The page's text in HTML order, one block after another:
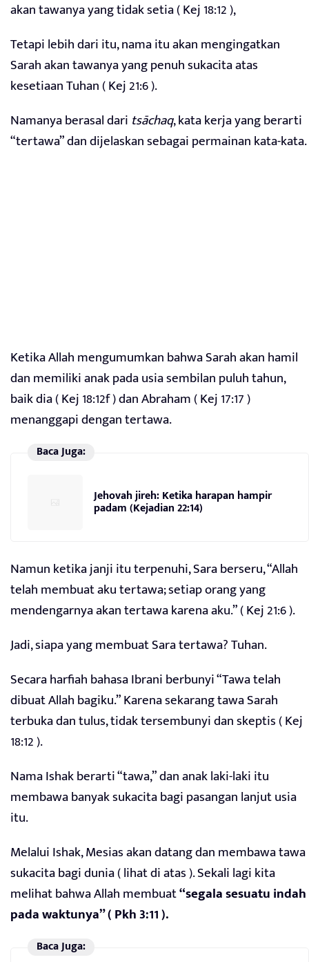
akan tawanya yang tidak setia ( Kej 18:12 ),
Tetapi lebih dari itu, nama itu akan mengingatkan
Sarah akan tawanya yang penuh sukacita atas
kesetiaan Tuhan ( Kej 21:6 ).
Namanya berasal dari tsāchaq, kata kerja yang berarti
“tertawa” dan dijelaskan sebagai permainan kata-kata.
Ketika Allah mengumumkan bahwa Sarah akan hamil
dan memiliki anak pada usia sembilan puluh tahun,
baik dia ( Kej 18:12f ) dan Abraham ( Kej 17:17 )
menanggapi dengan tertawa.
Baca Juga:
Jehovah jireh: Ketika harapan hampir
padam (Kejadian 22:14)
Namun ketika janji itu terpenuhi, Sara berseru, “Allah
telah membuat aku tertawa; setiap orang yang
mendengarnya akan tertawa karena aku.” ( Kej 21:6 ).
Jadi, siapa yang membuat Sara tertawa? Tuhan.
Secara harfiah bahasa Ibrani berbunyi “Tawa telah
dibuat Allah bagiku.” Karena sekarang tawa Sarah
terbuka dan tulus, tidak tersembunyi dan skeptis ( Kej
18:12 ).
Nama Ishak berarti “tawa,” dan anak laki-laki itu
membawa banyak sukacita bagi pasangan lanjut usia
itu.
Melalui Ishak, Mesias akan datang dan membawa tawa
sukacita bagi dunia ( lihat di atas ). Sekali lagi kita
melihat bahwa Allah membuat“segala sesuatu indah
pada waktunya” ( Pkh 3:11 ).
Baca Juga: